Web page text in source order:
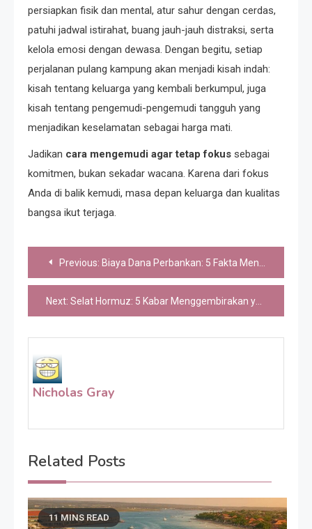
persiapkan fisik dan mental, atur sahur dengan cerdas,
patuhi jadwal istirahat, buang jauh-jauh distraksi, serta
kelola emosi dengan dewasa. Dengan begitu, setiap
perjalanan pulang kampung akan menjadi kisah indah:
kisah tentang keluarga yang kembali berkumpul, juga
kisah tentang pengemudi-pengemudi tangguh yang
menjadikan keselamatan sebagai harga mati.
Jadikan cara mengemudi agar tetap fokus sebagai
komitmen, bukan sekadar wacana. Karena dari fokus
Anda di balik kemudi, masa depan keluarga dan kualitas
bangsa ikut terjaga.
Post
navigation
Previous: Biaya Dana Perbankan: 5 Fakta Mencengangkan Soal Prospek 2026
Next: Selat Hormuz: 5 Kabar Menggembirakan yang Bawa Angin Segar untuk Indonesia
Nicholas Gray
Related Posts
11 MINS READ